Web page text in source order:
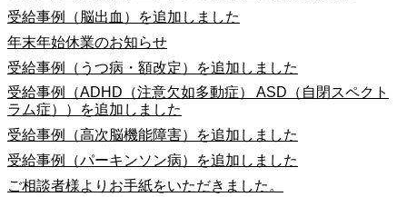
受給事例（脳出血）を追加しました
年末年始休業のお知らせ
受給事例（うつ病・額改定）を追加しました
受給事例（ADHD（注意欠如多動症） ASD（自閉スペクト
ラム症））を追加しました
受給事例（高次脳機能障害）を追加しました
受給事例（パーキンソン病）を追加しました
ご相談者様よりお手紙をいただきました。